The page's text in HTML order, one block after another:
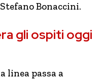
Bonaccini.
gli ospiti oggi
linea passa a